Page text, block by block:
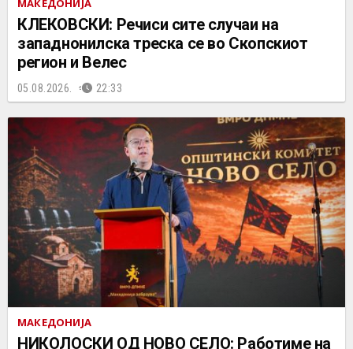
МАКЕДОНИЈА
КЛЕКОВСКИ: Речиси сите случаи на
западнонилска треска се во Скопскиот
регион и Велес
05.08.2026. 22:33
МАКЕДОНИЈА
НИКОЛОСКИ ОД НОВО СЕЛО: Работиме на